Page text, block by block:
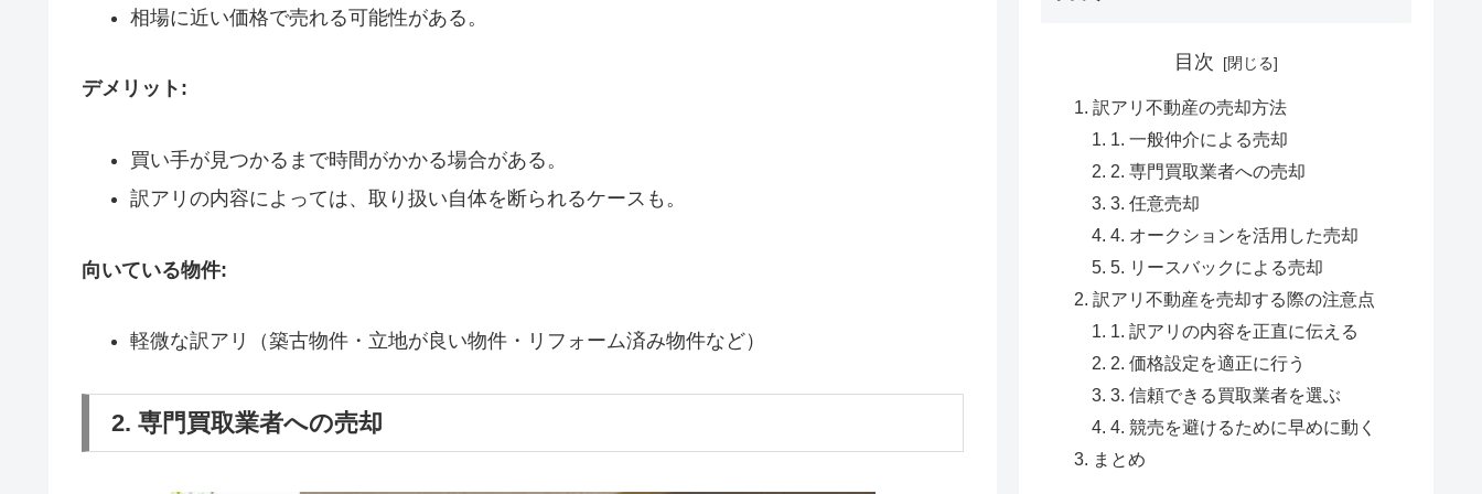
相場に近い価格で売れる可能性がある。
デメリット:
買い手が見つかるまで時間がかかる場合がある。
訳アリの内容によっては、取り扱い自体を断られるケースも。
向いている物件:
軽微な訳アリ（築古物件・立地が良い物件・リフォーム済み物件など）
2. 専門買取業者への売却
目次
訳アリ不動産の売却方法
1. 一般仲介による売却
2. 専門買取業者への売却
3. 任意売却
4. オークションを活用した売却
5. リースバックによる売却
訳アリ不動産を売却する際の注意点
1. 訳アリの内容を正直に伝える
2. 価格設定を適正に行う
3. 信頼できる買取業者を選ぶ
4. 競売を避けるために早めに動く
まとめ